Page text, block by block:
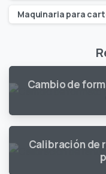
Maquinaria para
Cambio de
Calibración de